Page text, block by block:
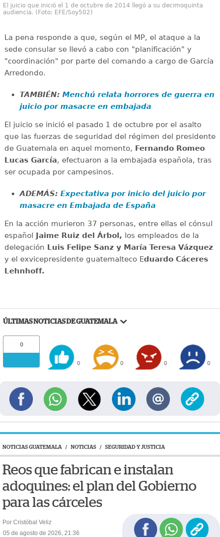
El juicio que inició el 1 de octubre de 2014 llegó a su decimoquinta
audiencia. (Foto: EFE/Soy502)
La pena responde a que, según el MP, el ataque a la
sede consular se llevó a cabo con "planificación" y
"coordinación" por parte del comando a cargo de García
Arredondo.
TAMBIÉN: Menchú relata horrores de guerra en
juicio por masacre en embajada
El juicio se inició el pasado 1 de octubre por el asalto
que las fuerzas de seguridad del régimen del presidente
de Guatemala en aquel momento, Fernando Romeo
Lucas García, efectuaron a la embajada española, tras
ser ocupada por campesinos.
ADEMÁS: Expectativa por inicio del juicio por
masacre en Embajada de España
En la acción murieron 37 personas, entre ellas el cónsul
español Jaime Ruiz del Árbol, los empleados de la
delegación Luis Felipe Sanz y María Teresa Vázquez
y el exvicepresidente guatemalteco Eduardo Cáceres
Lehnhoff.
ÚLTIMAS NOTICIAS DE GUATEMALA
0
0 0 0 0
NOTICIAS GUATEMALA / NOTICIAS / SEGURIDAD Y JUSTICIA
Reos que fabrican e instalan
adoquines: el plan del Gobierno
para las cárceles
Por Cristóbal Veliz
05 de agosto de 2026, 21:36